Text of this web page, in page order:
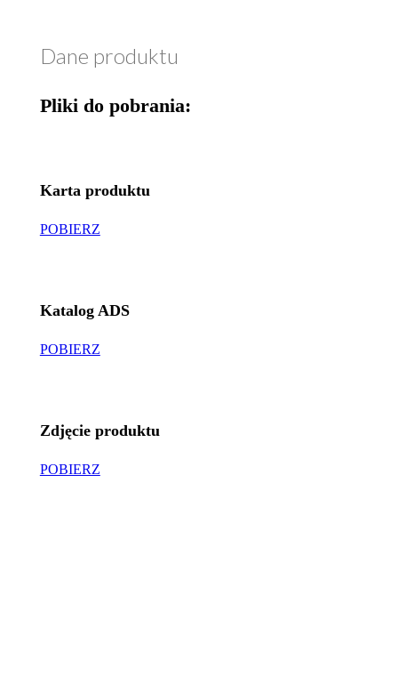
Dane produktu
Pliki do pobrania:
Karta produktu
POBIERZ
Katalog ADS
POBIERZ
Zdjęcie produktu
POBIERZ